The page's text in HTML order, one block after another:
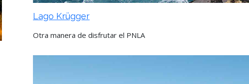
Lago Krügger
Otra manera de disfrutar el PNLA